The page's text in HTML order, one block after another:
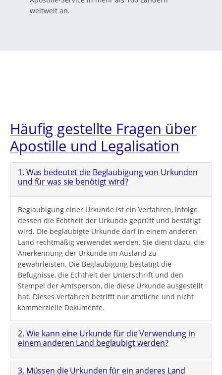
weltweit an.
Häufig gestellte Fragen über
Apostille und Legalisation
1. Was bedeutet die Beglaubigung von Urkunden
und für was sie benötigt wird?
Beglaubigung einer Urkunde ist ein Verfahren, infolge
dessen die Echtheit der Urkunde geprüft und bestätigt
wird. Die beglaubigte Urkunde darf in einem anderen
Land rechtmäßig verwendet werden. Sie dient dazu, die
Anerkennung der Urkunde im Ausland zu
gewährleisten. Die Beglaubigung bestätigt die
Befugnisse, die Echtheit der Unterschrift und den
Stempel der Amtsperson, die diese Urkunde ausgestellt
hat. Dieses Verfahren betrifft nur amtliche und nicht
kommerzielle Dokumente.
2. Wie kann eine Urkunde für die Verwendung in
einem anderen Land beglaubigt werden?
3. Müssen die Urkunden für ein anderes Land